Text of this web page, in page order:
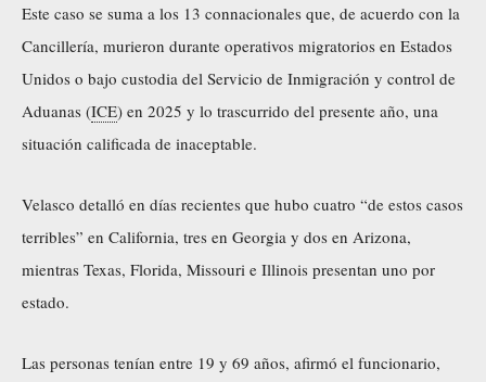
Este caso se suma a los 13 connacionales que, de acuerdo con la
Cancillería, murieron durante operativos migratorios en Estados
Unidos o bajo custodia del Servicio de Inmigración y control de
Aduanas (ICE) en 2025 y lo trascurrido del presente año, una
situación calificada de inaceptable.
Velasco detalló en días recientes que hubo cuatro “de estos casos
terribles” en California, tres en Georgia y dos en Arizona,
mientras Texas, Florida, Missouri e Illinois presentan uno por
estado.
Las personas tenían entre 19 y 69 años, afirmó el funcionario,